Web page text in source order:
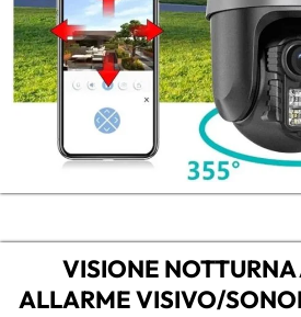
VISIONE NOTTURNA
ALLARME VISIVO/